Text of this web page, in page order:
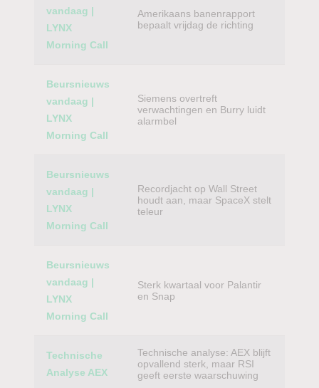
vandaag |
LYNX
Morning Call
Amerikaans banenrapport
bepaalt vrijdag de richting
Beursnieuws
vandaag |
LYNX
Morning Call
Siemens overtreft
verwachtingen en Burry luidt
alarmbel
Beursnieuws
vandaag |
LYNX
Morning Call
Recordjacht op Wall Street
houdt aan, maar SpaceX stelt
teleur
Beursnieuws
vandaag |
LYNX
Morning Call
Sterk kwartaal voor Palantir
en Snap
Technische
Analyse AEX
Technische analyse: AEX blijft
opvallend sterk, maar RSI
geeft eerste waarschuwing